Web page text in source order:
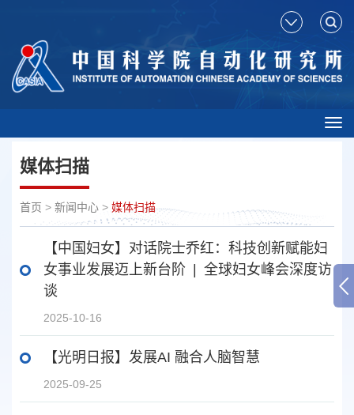
媒体扫描
首页 > 新闻中心 > 媒体扫描
【中国妇女】对话院士乔红：科技创新赋能妇
女事业发展迈上新台阶 | 全球妇女峰会深度访
谈
2025-10-16
【光明日报】发展AI 融合人脑智慧
2025-09-25